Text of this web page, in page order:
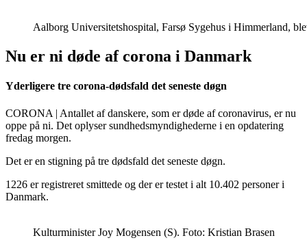
Aalborg Universitetshospital, Farsø Sygehus i Himmerland,
Nu er ni døde af corona i Danmark
Yderligere tre corona-dødsfald det seneste døgn
CORONA | Antallet af danskere, som er døde af coronavirus, er nu
oppe på ni. Det oplyser sundhedsmyndighederne i en opdatering
fredag morgen.
Det er en stigning på tre dødsfald det seneste døgn.
1226 er registreret smittede og der er testet i alt 10.402 personer i
Danmark.
Kulturminister Joy Mogensen (S). Foto: Kristian Brasen